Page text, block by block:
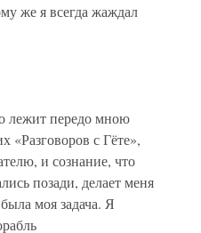
же я всегда жаждал
передо мною
«Разговоров с Гёте»,
и сознание, что
позади, делает меня
моя задача. Я